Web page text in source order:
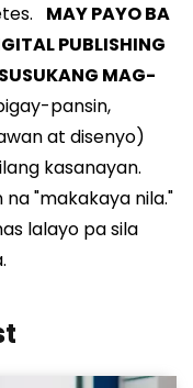
MAY PAYO BA
PUBLISHING
MAG-
pansin,
at disenyo)
kasanayan.
"makakaya nila."
lalayo pa sila